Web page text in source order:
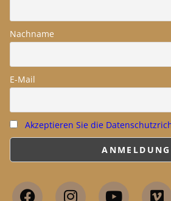
Nachname
E-Mail
Akzeptieren Sie die